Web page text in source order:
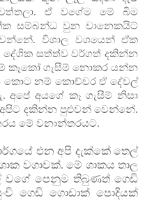
ඒ වගේම මේ බිම
සම්බන්ධ වුන චානෙකයිට්
විශාල වශයෙන් ඒක
දේශික සත්ත්ව වර්ගත් දකින්න
කෑකෝ ගැසීම් නොකර යන්න
කොට නම් කොච්චර ඒ දේවල්
අයගේ කෑ ගැසීම් නිසා
දකින්න පුළුවන් වෙන්නේ.
මේ වනාන්තරයට.
එන අපි දැක්කේ තෙල්
වගාවක්. මේ ශාකය තාල
වගේ පෙනුම තිබුණත් ගෙඩි
ගෙඩි ගොඩාක් පොදියක්